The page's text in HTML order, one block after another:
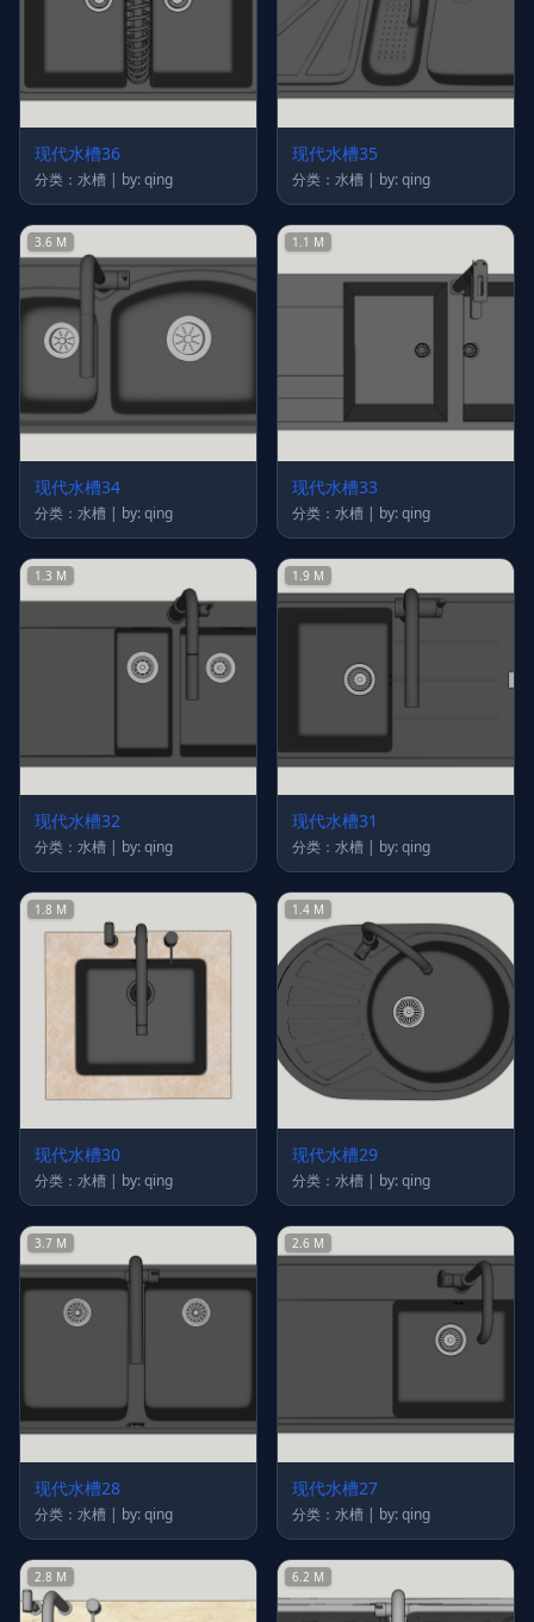
现代水槽36
分类：水槽 | by: qing
现代水槽35
分类：水槽 | by: qing
3.6 M
现代水槽34
分类：水槽 | by: qing
1.1 M
现代水槽33
分类：水槽 | by: qing
1.3 M
现代水槽32
分类：水槽 | by: qing
1.9 M
现代水槽31
分类：水槽 | by: qing
1.8 M
现代水槽30
分类：水槽 | by: qing
1.4 M
现代水槽29
分类：水槽 | by: qing
3.7 M
现代水槽28
分类：水槽 | by: qing
2.6 M
现代水槽27
分类：水槽 | by: qing
2.8 M 6.2 M